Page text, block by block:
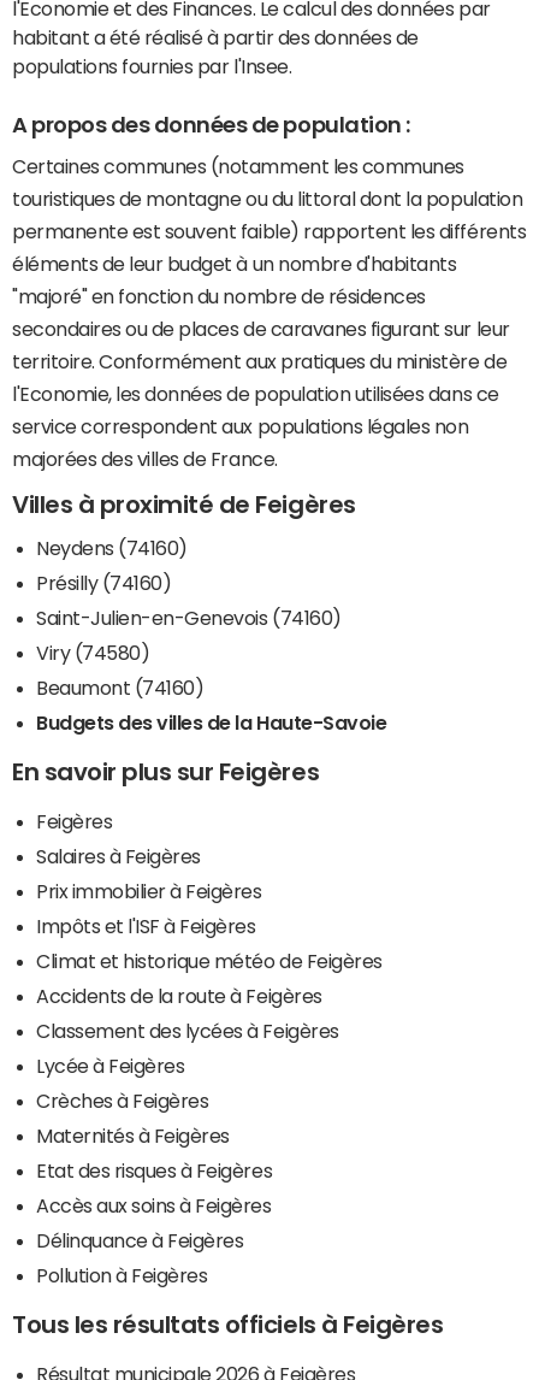
l'Economie et des Finances. Le calcul des données par
habitant a été réalisé à partir des données de
populations fournies par l'Insee.
A propos des données de population :
Certaines communes (notamment les communes
touristiques de montagne ou du littoral dont la population
permanente est souvent faible) rapportent les différents
éléments de leur budget à un nombre d'habitants
"majoré" en fonction du nombre de résidences
secondaires ou de places de caravanes figurant sur leur
territoire. Conformément aux pratiques du ministère de
l'Economie, les données de population utilisées dans ce
service correspondent aux populations légales non
majorées des villes de France.
Villes à proximité de Feigères
Neydens (74160)
Présilly (74160)
Saint-Julien-en-Genevois (74160)
Viry (74580)
Beaumont (74160)
Budgets des villes de la Haute-Savoie
En savoir plus sur Feigères
Feigères
Salaires à Feigères
Prix immobilier à Feigères
Impôts et l'ISF à Feigères
Climat et historique météo de Feigères
Accidents de la route à Feigères
Classement des lycées à Feigères
Lycée à Feigères
Crèches à Feigères
Maternités à Feigères
Etat des risques à Feigères
Accès aux soins à Feigères
Délinquance à Feigères
Pollution à Feigères
Tous les résultats officiels à Feigères
Résultat municipale 2026 à Feigères